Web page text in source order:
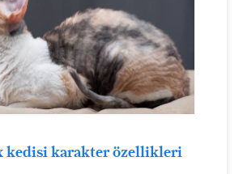
kedisi karakter özellikleri